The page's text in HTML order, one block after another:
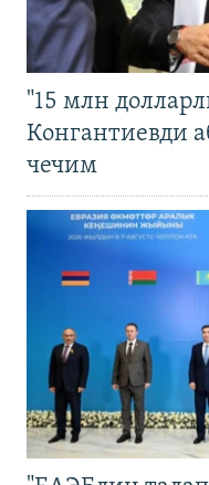
"15 млн
Конгантиевди
чечим